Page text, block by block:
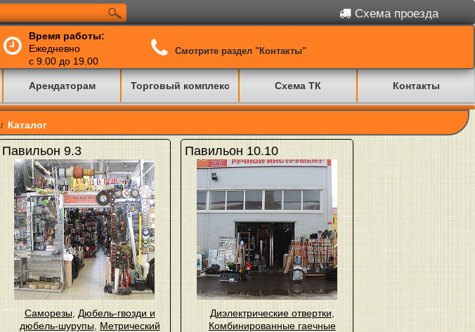
Схема проезда
Время работы:
Ежедневно
с 9.00 до 19.00
Смотрите раздел "Контакты"
Арендаторам Торговый комплекс Схема ТК Контакты
/ Каталог
Павильон 9.3
Саморезы, Дюбель-гвозди и
дюбель-шурупы, Метрический
Павильон 10.10
Диэлектрические отвертки
Комбинированные гаечные